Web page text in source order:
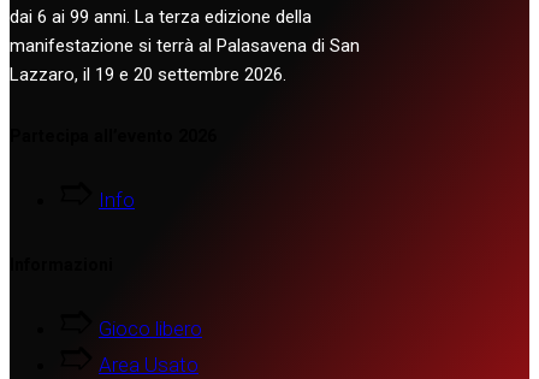
dai 6 ai 99 anni. La terza edizione della
manifestazione si terrà al Palasavena di San
Lazzaro, il 19 e 20 settembre 2026.
Info
Gioco libero
Area Usato